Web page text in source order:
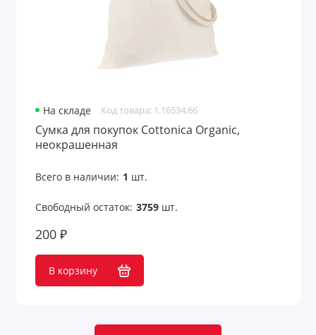
На складе Код товара: 1.16534.66
Сумка для покупок Cottonica Organic,
неокрашенная
Всего в наличии: 1 шт.
Свободный остаток: 3759шт.
200 ₽
В корзину